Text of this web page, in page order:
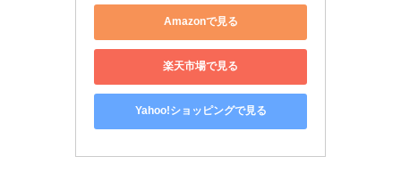
Amazonで見る
楽天市場で見る
Yahoo!ショッピングで見る